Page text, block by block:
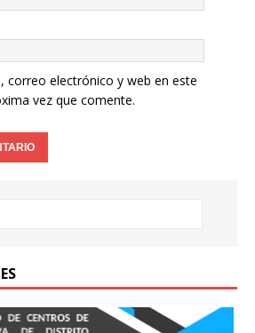
correo electrónico y web en este
vez que comente.